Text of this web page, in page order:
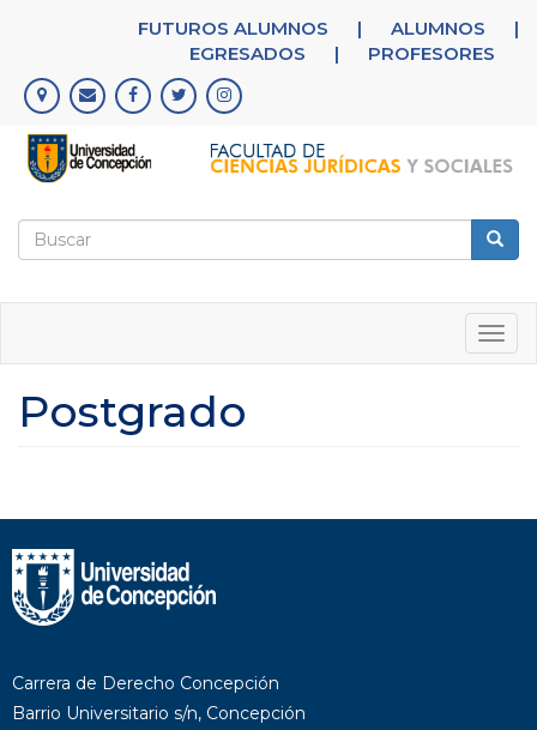
principal
FUTUROS ALUMNOS | ALUMNOS
|
EGRESADOS
| PROFESORES
Formulario
Postgrado
Carrera de Derecho Concepción
Barrio Universitario s/n, Concepción